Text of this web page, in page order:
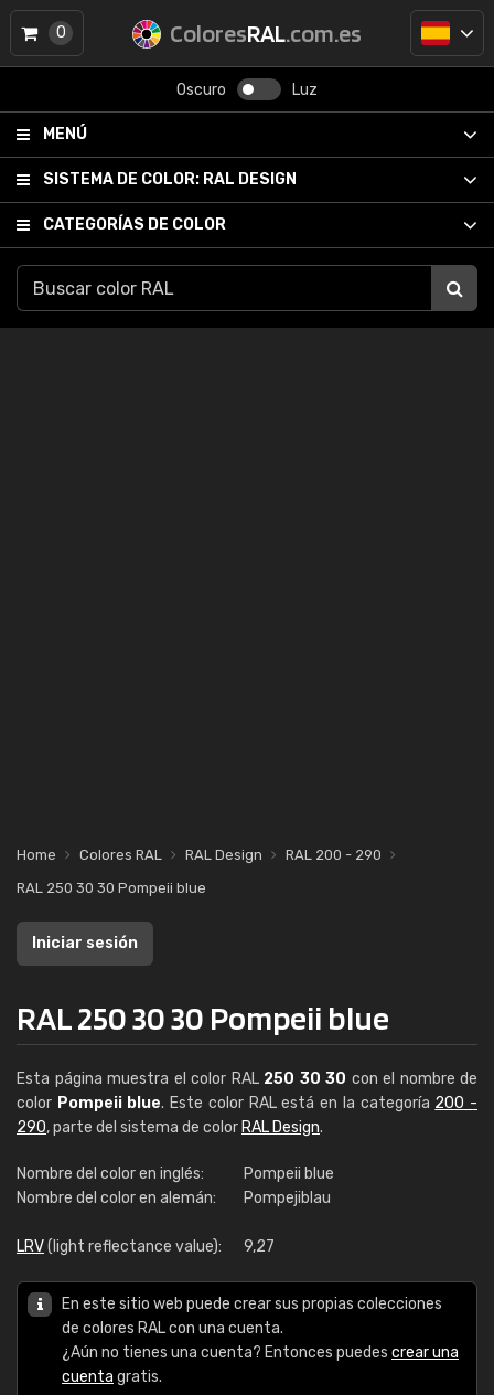
ColoresRAL.com.es
Oscuro Luz
MENÚ
SISTEMA DE COLOR: RAL DESIGN
CATEGORÍAS DE COLOR
0
Home Colores RAL RAL Design
RAL 200 - 290
RAL 250 30 30 Pompeii blue
Iniciar sesión
RAL 250 30 30 Pompeii blue
Esta página muestra el color RAL 250 30 30 con el nombre de
color Pompeii blue. Este color RAL está en la categoría 200 -
290, parte del sistema de color RAL Design.
Nombre del color en inglés:
Pompeii blue
Nombre del color en alemán:
Pompejiblau
LRV(light reflectance value): 9,27
En este sitio web puede crear sus propias colecciones
de colores RAL con una cuenta.
¿Aún no tienes una cuenta? Entonces puedes crear una
cuenta gratis.